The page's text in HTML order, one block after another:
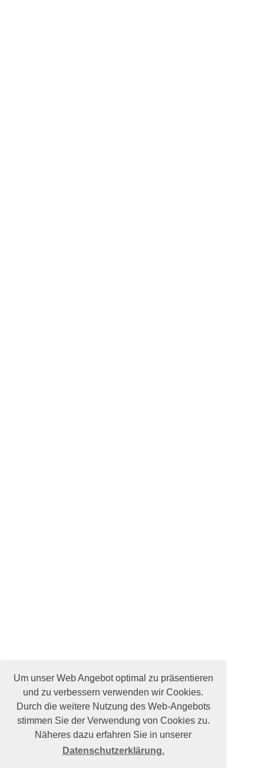
Um unser Web Angebot optimal zu präsentieren
und zu verbessern verwenden wir Cookies.
Durch die weitere Nutzung des Web-Angebots
stimmen Sie der Verwendung von Cookies zu.
Näheres dazu erfahren Sie in unserer
Datenschutzerklärung.